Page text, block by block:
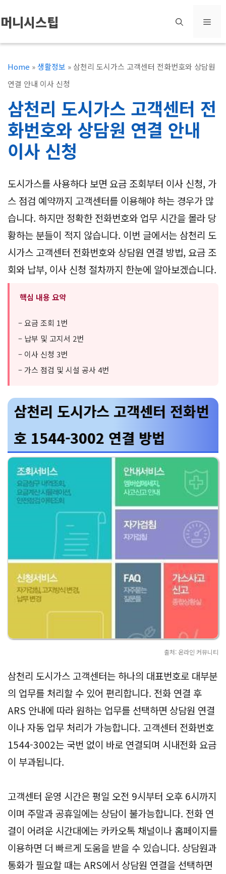
텐
츠
머니시스팁 메
Home »생활정보 » 삼천리 도시가스 고객센터 전화번호와 상담원
연결 안내 이사 신청
삼천리 도시가스 고객센터 전
화번호와 상담원 연결 안내
이사 신청
도시가스를 사용하다 보면 요금 조회부터 이사 신청, 가
스 점검 예약까지 고객센터를 이용해야 하는 경우가 많
습니다. 하지만 정확한 전화번호와 업무 시간을 몰라 당
황하는 분들이 적지 않습니다. 이번 글에서는 삼천리 도
시가스 고객센터 전화번호와 상담원 연결 방법, 요금 조
회와 납부, 이사 신청 절차까지 한눈에 알아보겠습니다.
핵심 내용 요약
– 요금 조회 1번
– 납부 및 고지서 2번
– 이사 신청 3번
– 가스 점검 및 시설 공사 4번
삼천리 도시가스 고객센터 전화번
호 1544-3002 연결 방법
출처: 온라인 커뮤니티
삼천리 도시가스 고객센터는 하나의 대표번호로 대부분
의 업무를 처리할 수 있어 편리합니다. 전화 연결 후
ARS 안내에 따라 원하는 업무를 선택하면 상담원 연결
이나 자동 업무 처리가 가능합니다. 고객센터 전화번호
1544-3002는 국번 없이 바로 연결되며 시내전화 요금
이 부과됩니다.
고객센터 운영 시간은 평일 오전 9시부터 오후 6시까지
이며 주말과 공휴일에는 상담이 불가능합니다. 전화 연
결이 어려운 시간대에는 카카오톡 채널이나 홈페이지를
이용하면 더 빠르게 도움을 받을 수 있습니다. 상담원과
통화가 필요할 때는 ARS에서 상담원 연결을 선택하면